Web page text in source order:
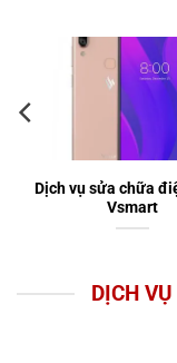
Dịch vụ sửa chữa
Vsmart
DỊCH